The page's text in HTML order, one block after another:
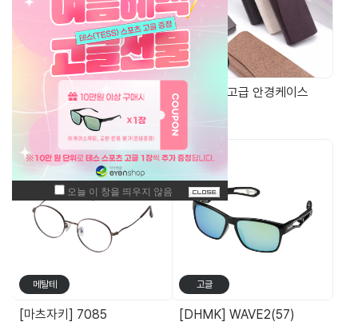
공구/액세서
증정용 3단 드라이버
가방/케이스
원목무늬 고급 안경케이스
주간 최고 매출 상품
메탈테
[마츠자키] 7085
고글
[DHMK] WAVE2(57)